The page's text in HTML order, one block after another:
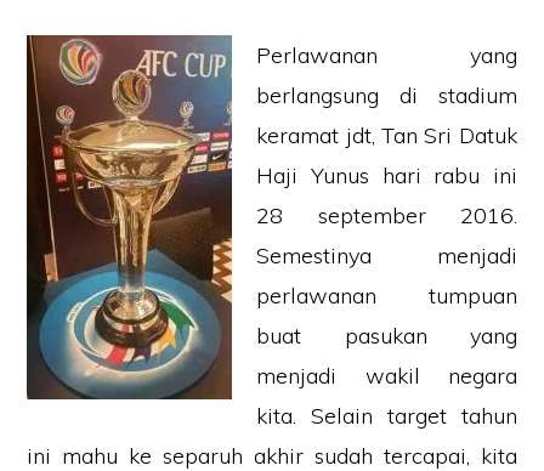
Perlawanan yang
berlangsung di stadium
keramat jdt, Tan Sri Datuk
Haji Yunus hari rabu ini
28 september 2016.
Semestinya menjadi
perlawanan tumpuan
buat pasukan yang
menjadi wakil negara
kita. Selain target tahun
ini mahu ke separuh akhir sudah tercapai, kita